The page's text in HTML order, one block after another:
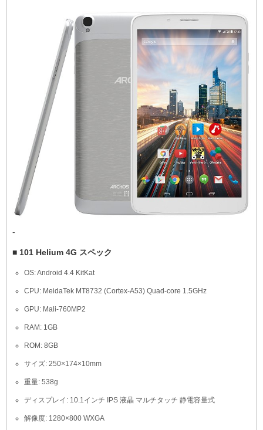
-
■ 101 Helium 4G スペック
OS: Android 4.4 KitKat
CPU: MeidaTek MT8732 (Cortex-A53) Quad-core 1.5GHz
GPU: Mali-760MP2
RAM: 1GB
ROM: 8GB
サイズ: 250×174×10mm
重量: 538g
ディスプレイ: 10.1インチ IPS 液晶 マルチタッチ 静電容量式
解像度: 1280×800 WXGA